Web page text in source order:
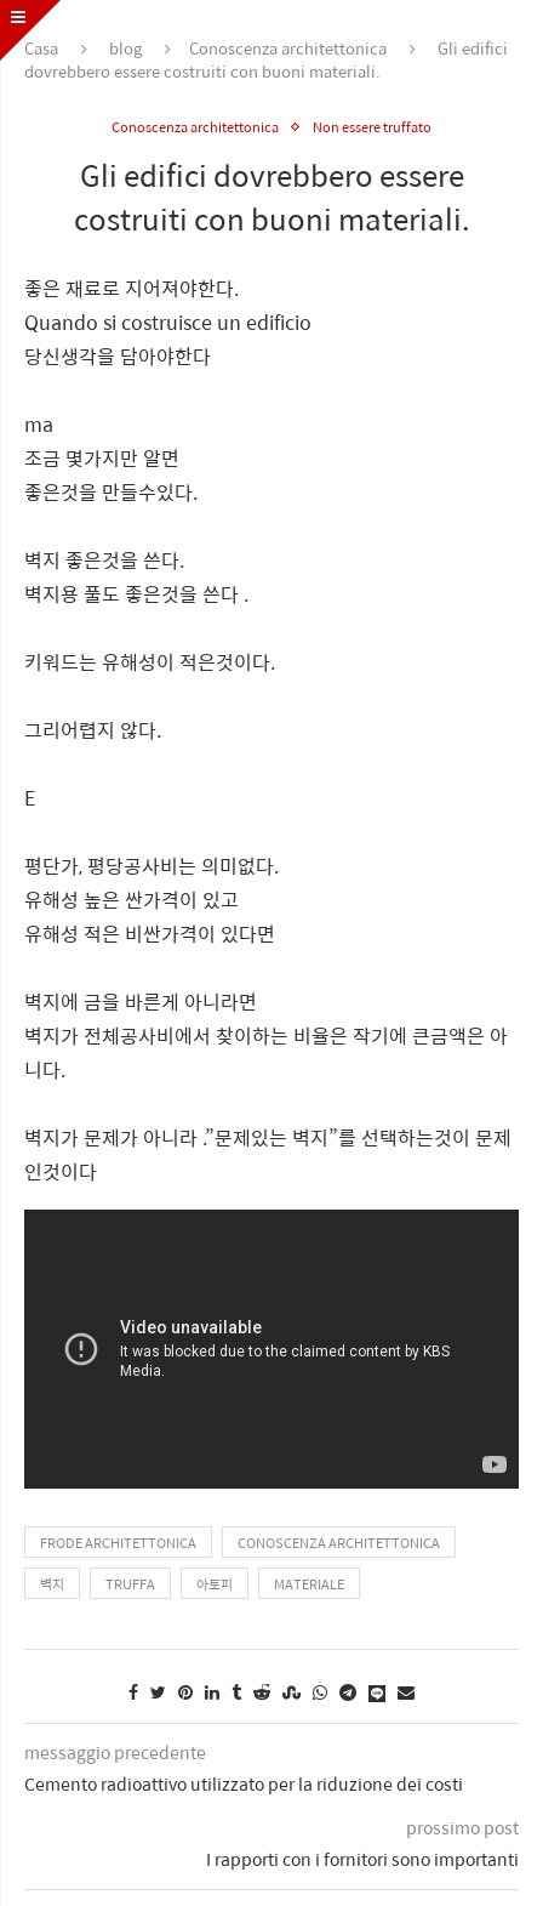
Casa blog Conoscenza architettonica
Gli edifici
dovrebbero essere costruiti con buoni materiali.
Conoscenza architettonica Non essere truffato
Gli edifici dovrebbero essere
costruiti con buoni materiali.
좋은 재료로 지어져야한다.
Quando si costruisce un edificio
당신생각을 담아야한다
ma
조금 몇가지만 알면
좋은것을 만들수있다.
벽지 좋은것을 쓴다.
벽지용 풀도 좋은것을 쓴다 .
키워드는 유해성이 적은것이다.
그리어렵지 않다.
E
평단가, 평당공사비는 의미없다.
유해성 높은 싼가격이 있고
유해성 적은 비싼가격이 있다면
벽지에 금을 바른게 아니라면
벽지가 전체공사비에서 찾이하는 비율은 작기에 큰금액은 아
니다.
벽지가 문제가 아니라 .”문제있는 벽지”를 선택하는것이 문제
인것이다
FRODE ARCHITETTONICA
CONOSCENZA ARCHITETTONICA
벽지
TRUFFA 아토피 MATERIALE
messaggio precedente
Cemento radioattivo utilizzato per la riduzione dei costi
prossimo post
I rapporti con i fornitori sono importanti